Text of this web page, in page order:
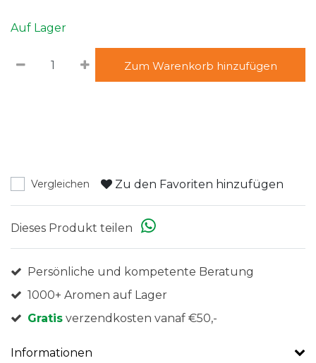
Auf Lager
Zum Warenkorb hinzufügen
Vergleichen Zu den Favoriten hinzufügen
Dieses Produkt teilen
Persönliche und kompetente Beratung
1000+ Aromen auf Lager
Gratis verzendkosten vanaf €50,-
Informationen